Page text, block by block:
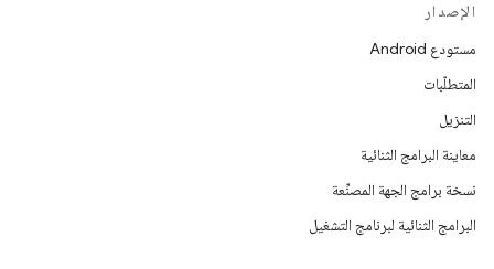
الإصدار
مستودع Android
المتطلّبات
التنزيل
معاينة البرامج الثنائية
نسخة برامج الجهة المصنِّعة
البرامج الثنائية لبرنامج التشغيل